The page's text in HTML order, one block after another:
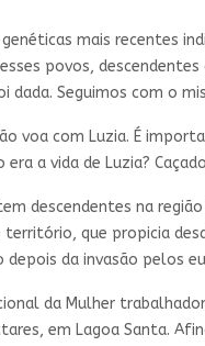
mais recentes
povos,
dada. Seguimos com o
voa com Luzia. É
era a vida de Luzia?
descendentes na
que propicia
depois da invasão pelos
da Mulher
em Lagoa Santa.